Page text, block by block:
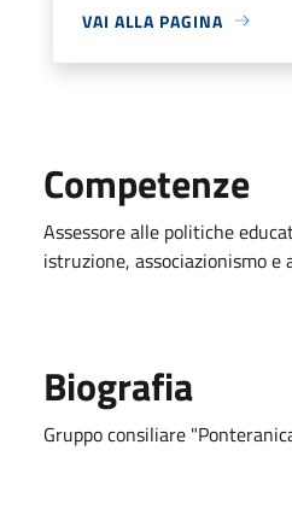
VAI ALLA PAGINA
Competenze
Assessore alle politiche
istruzione, associazionismo e
Biografia
Gruppo consiliare